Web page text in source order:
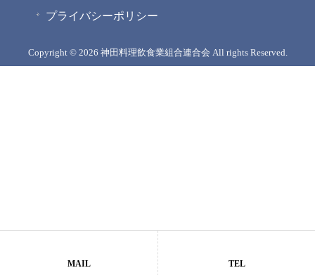
プライバシーポリシー
Copyright © 2026 神田料理飲食業組合連合会 All rights Reserved.
MAIL TEL